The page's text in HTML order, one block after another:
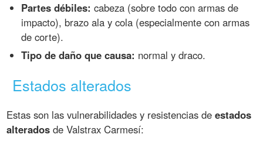
Partes débiles: cabeza (sobre todo con armas de
impacto), brazo ala y cola (especialmente con armas
de corte).
Tipo de daño que causa: normal y draco.
Estados alterados
Estas son las vulnerabilidades y resistencias deestados
alterados de Valstrax Carmesí: